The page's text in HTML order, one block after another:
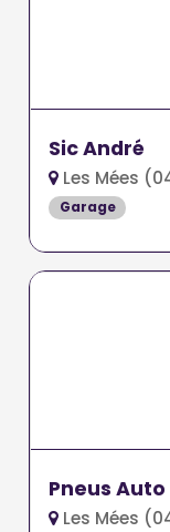
Sic André
Les Mées
Garage
Pneus
Les Mées